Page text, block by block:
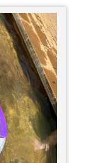
脱がし、
分や水分を